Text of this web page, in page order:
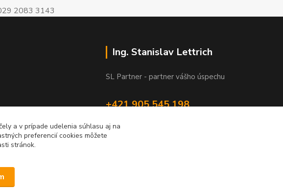
2083 3143
Ing. Stanislav Lettrich
SL Partner - partner vášho úspechu
+421 905 545 198
a v prípade udelenia súhlasu aj na
preferencií cookies môžete
stránok.